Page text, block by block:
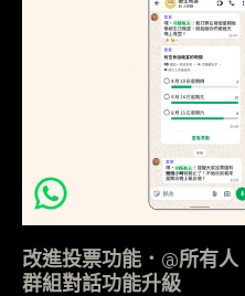
改進投票功能．@所有
群組對話功能升級